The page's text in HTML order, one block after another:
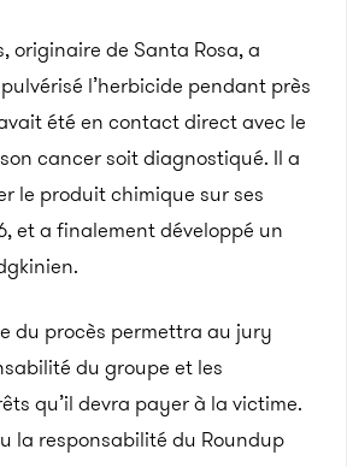
originaire de Santa Rosa, a
l’herbicide pendant près
été en contact direct avec le
cancer soit diagnostiqué. Il a
le produit chimique sur ses
et a finalement développé un
du procès permettra au jury
du groupe et les
qu’il devra payer à la victime.
la responsabilité du Roundup